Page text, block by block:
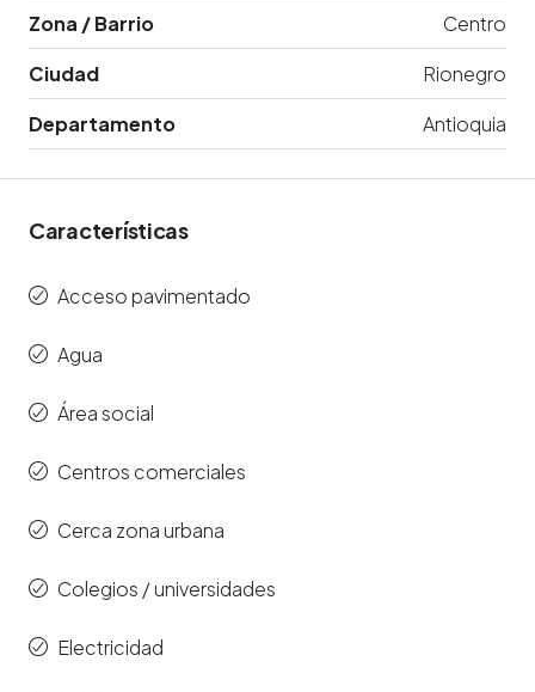
Zona / Barrio
Centro
Ciudad
Rionegro
Departamento
Antioquia
Características
Acceso pavimentado
Agua
Área social
Centros comerciales
Cerca zona urbana
Colegios / universidades
Electricidad